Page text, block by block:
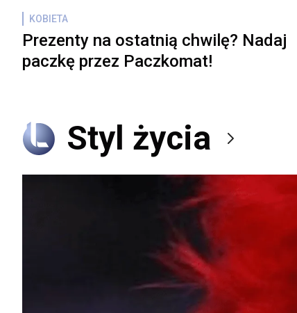
KOBIETA
Prezenty na ostatnią chwilę? Nadaj
paczkę przez Paczkomat!
Styl życia